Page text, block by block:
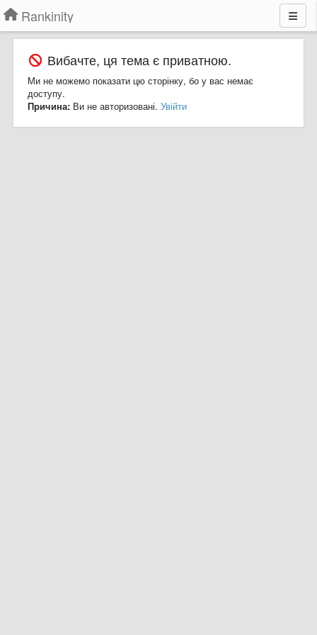
Rankinity
Вибачте, ця тема є приватною.
Ми не можемо показати цю сторінку, бо у вас немає
доступу.
Причина: Ви не авторизовані. Увійти